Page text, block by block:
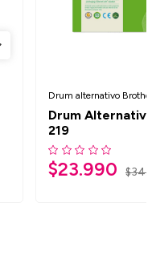
Drum alternativo
Drum
219
$
$23.990